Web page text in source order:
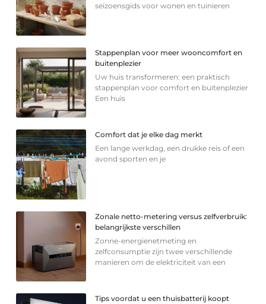
seizoensgids voor wonen en tuinieren
Stappenplan voor meer wooncomfort en
buitenplezier
Uw huis transformeren: een praktisch
stappenplan voor comfort en buitenplezier
Een huis
Comfort dat je elke dag merkt
Een lange werkdag, een drukke reis of een
avond sporten en je
Zonale netto-metering versus zelfverbruik:
belangrijkste verschillen
Zonne-energienetmeting en
zelfconsumptie zijn twee verschillende
manieren om de elektriciteit van een
Tips voordat u een thuisbatterij koopt